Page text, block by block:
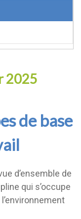
2025
de base
d’ensemble de
qui s’occupe